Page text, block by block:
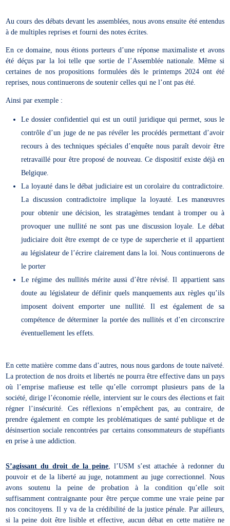
Au cours des débats devant les assemblées, nous avons ensuite été entendus
à de multiples reprises et fourni des notes écrites.
En ce domaine, nous étions porteurs d’une réponse maximaliste et avons
été déçus par la loi telle que sortie de l’Assemblée nationale. Même si
certaines de nos propositions formulées dès le printemps 2024 ont été
reprises, nous continuerons de soutenir celles qui ne l’ont pas été.
Ainsi par exemple :
Le dossier confidentiel qui est un outil juridique qui permet, sous le
contrôle d’un juge de ne pas révéler les procédés permettant d’avoir
recours à des techniques spéciales d’enquête nous paraît devoir être
retravaillé pour être proposé de nouveau. Ce dispositif existe déjà en
Belgique.
La loyauté dans le débat judiciaire est un corolaire du contradictoire.
La discussion contradictoire implique la loyauté. Les manœuvres
pour obtenir une décision, les stratagèmes tendant à tromper ou à
provoquer une nullité ne sont pas une discussion loyale. Le débat
judiciaire doit être exempt de ce type de supercherie et il appartient
au législateur de l’écrire clairement dans la loi. Nous continuerons de
le porter
Le régime des nullités mérite aussi d’être révisé. Il appartient sans
doute au législateur de définir quels manquements aux règles qu’ils
imposent doivent emporter une nullité. Il est également de sa
compétence de déterminer la portée des nullités et d’en circonscrire
éventuellement les effets.
En cette matière comme dans d’autres, nous nous gardons de toute naïveté.
La protection de nos droits et libertés ne pourra être effective dans un pays
où l’emprise mafieuse est telle qu’elle corrompt plusieurs pans de la
société, dirige l’économie réelle, intervient sur le cours des élections et fait
régner l’insécurité. Ces réflexions n’empêchent pas, au contraire, de
prendre également en compte les problématiques de santé publique et de
désinsertion sociale rencontrées par certains consommateurs de stupéfiants
en prise à une addiction.
S’agissant du droit de la peine, l’USM s’est attachée à redonner du
pouvoir et de la liberté au juge, notamment au juge correctionnel. Nous
avons soutenu la peine de probation à la condition qu’elle soit
suffisamment contraignante pour être perçue comme une vraie peine par
nos concitoyens. Il y va de la crédibilité de la justice pénale. Par ailleurs,
si la peine doit être lisible et effective, aucun débat en cette matière ne